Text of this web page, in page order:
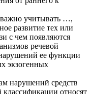
учитывать …,
развитие тех или
с чем появляются
речевой
ее функции
экзогенных
нарушений средств
классификации относят